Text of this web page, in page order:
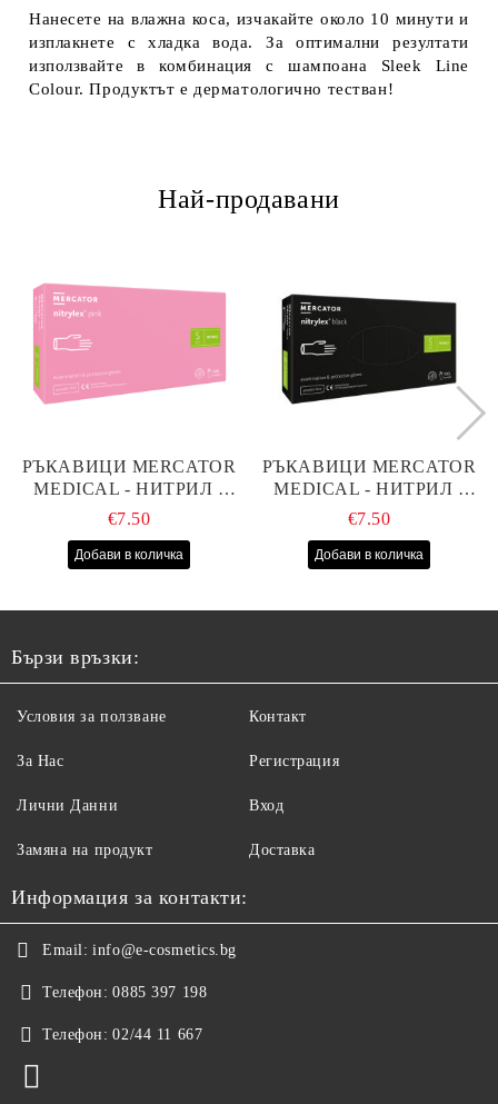
Нанесете на влажна коса, изчакайте около 10 минути и
изплакнете с хладка вода. За оптимални резултати
използвайте в комбинация с шампоана Sleek Line
Colour. Продуктът е дерматологично тестван!
Най-продавани
РЪКАВИЦИ MERCATOR
MEDICAL - НИТРИЛ -
РОЗОВИ - S - 100БР
€7.50
РЪКАВИЦИ MERCATOR
MEDICAL - НИТРИЛ -
ЧЕРНИ - S - 100БР
€7.50
Бързи връзки:
Условия за ползване
За Нас
Лични Данни
Замяна на продукт
Контакт
Регистрация
Вход
Доставка
Информация за контакти:
Email: info@e-cosmetics.bg
Телефон: 0885 397 198
Телефон: 02/44 11 667